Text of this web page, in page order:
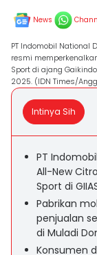
News
PT Indomobil National
resmi
Sport di ajang
2025. (IDN Times/
Intinya Sih
PT
All-New
Sport di
Pabrikan
penjualan
di Muladi
Konsumen